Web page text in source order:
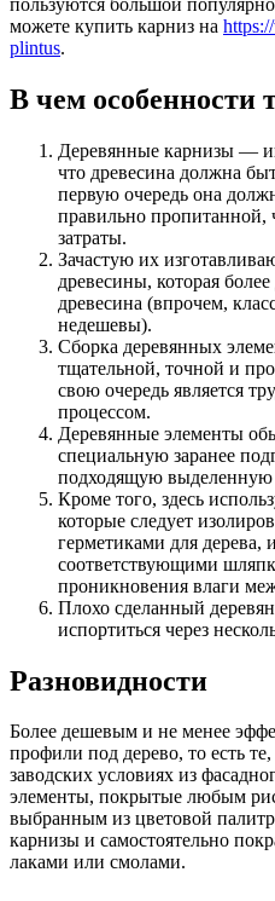
можете купить карниз на
plintus.
В чем особенности
Деревянные карнизы —
что древесина должна
первую очередь она
правильно пропитанной,
затраты.
Зачастую их
древесины, которая
древесина (впрочем,
недешевы).
Сборка деревянных
тщательной, точной и
свою очередь является
процессом.
Деревянные элементы
специальную заранее
подходящую
Кроме того, здесь
которые следует
герметиками для дерева,
соответствующими
проникновения влаги
Плохо сделанный
испортиться через
Разновидности
Более дешевым и не менее
профили под дерево, то есть
заводских условиях из
элементы, покрытые любым
выбранным из цветовой
карнизы и самостоятельно
лаками или смолами.